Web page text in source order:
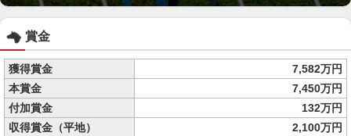
賞金
獲得賞金
7,582万円
本賞金
7,450万円
付加賞金
132万円
収得賞金（平地）
2,100万円